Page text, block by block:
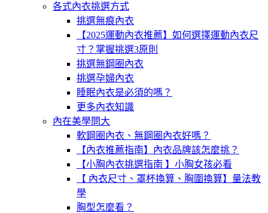
各式內衣挑選方式
挑選無痕內衣
【2025運動內衣推薦】如何選擇運動內衣尺
寸？掌握挑選3原則
挑選無鋼圈內衣
挑選孕婦內衣
睡眠內衣是必須的嗎？
更多內衣知識
內在美學問大
軟鋼圈內衣、無鋼圈內衣好嗎？
【內衣推薦指南】內衣品牌該怎麼挑？
【小胸內衣挑選指南 】小胸女孩必看
【 內衣尺寸、罩杯換算、胸圍換算】量法教
學
胸型怎麼看？